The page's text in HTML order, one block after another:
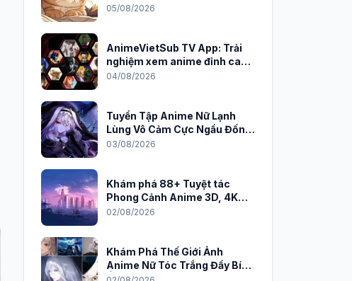
05/08/2026
AnimeVietSub TV App: Trải
nghiệm xem anime đỉnh cao
trên PC
04/08/2026
Tuyển Tập Anime Nữ Lạnh
Lùng Vô Cảm Cực Ngầu Đốn
Tim Fan
03/08/2026
Khám phá 88+ Tuyệt tác
Phong Cảnh Anime 3D, 4K
Sắc Nét
02/08/2026
Khám Phá Thế Giới Ảnh
Anime Nữ Tóc Trắng Đầy Bí
Ẩn và Quyến Rũ